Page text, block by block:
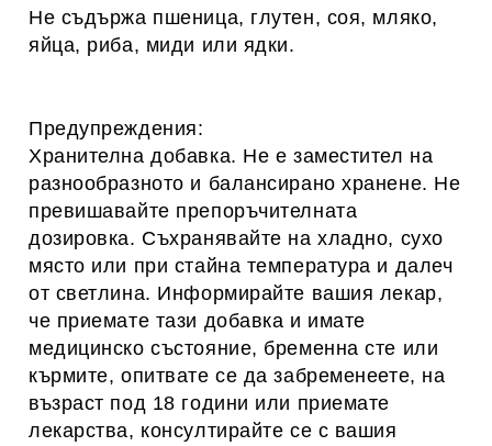
Не съдържа пшеница, глутен, соя, мляко,
яйца, риба, миди или ядки.
Предупреждения:
Хранителна добавка. Не е заместител на
разнообразното и балансирано хранене. Не
превишавайте препоръчителната
дозировка. Съхранявайте на хладно, сухо
място или при стайна температура и далеч
от светлина. Информирайте вашия лекар,
че приемате тази добавка и имате
медицинско състояние, бременна сте или
кърмите, опитвате се да забременеете, на
възраст под 18 години или приемате
лекарства, консултирайте се с вашия